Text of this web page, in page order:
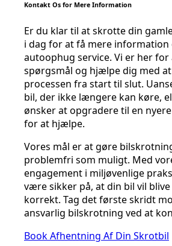
Kontakt Os for Mere Information
Er du klar til at skrotte din
i dag for at få mere information
autoophug service. Vi er her for
spørgsmål og hjælpe dig med
processen fra start til slut.
bil, der ikke længere kan køre,
ønsker at opgradere til en
for at hjælpe.
Vores mål er at gøre
problemfri som muligt. Med
engagement i miljøvenlige
være sikker på, at din bil vil
korrekt. Tag det første skridt
ansvarlig bilskrotning ved at
Book Afhentning Af Din Skrotbil